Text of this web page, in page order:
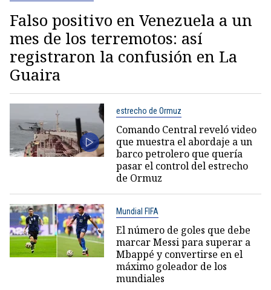
Falso positivo en Venezuela a un
mes de los terremotos: así
registraron la confusión en La
Guaira
estrecho de Ormuz
Comando Central reveló video
que muestra el abordaje a un
barco petrolero que quería
pasar el control del estrecho
de Ormuz
Mundial FIFA
El número de goles que debe
marcar Messi para superar a
Mbappé y convertirse en el
máximo goleador de los
mundiales